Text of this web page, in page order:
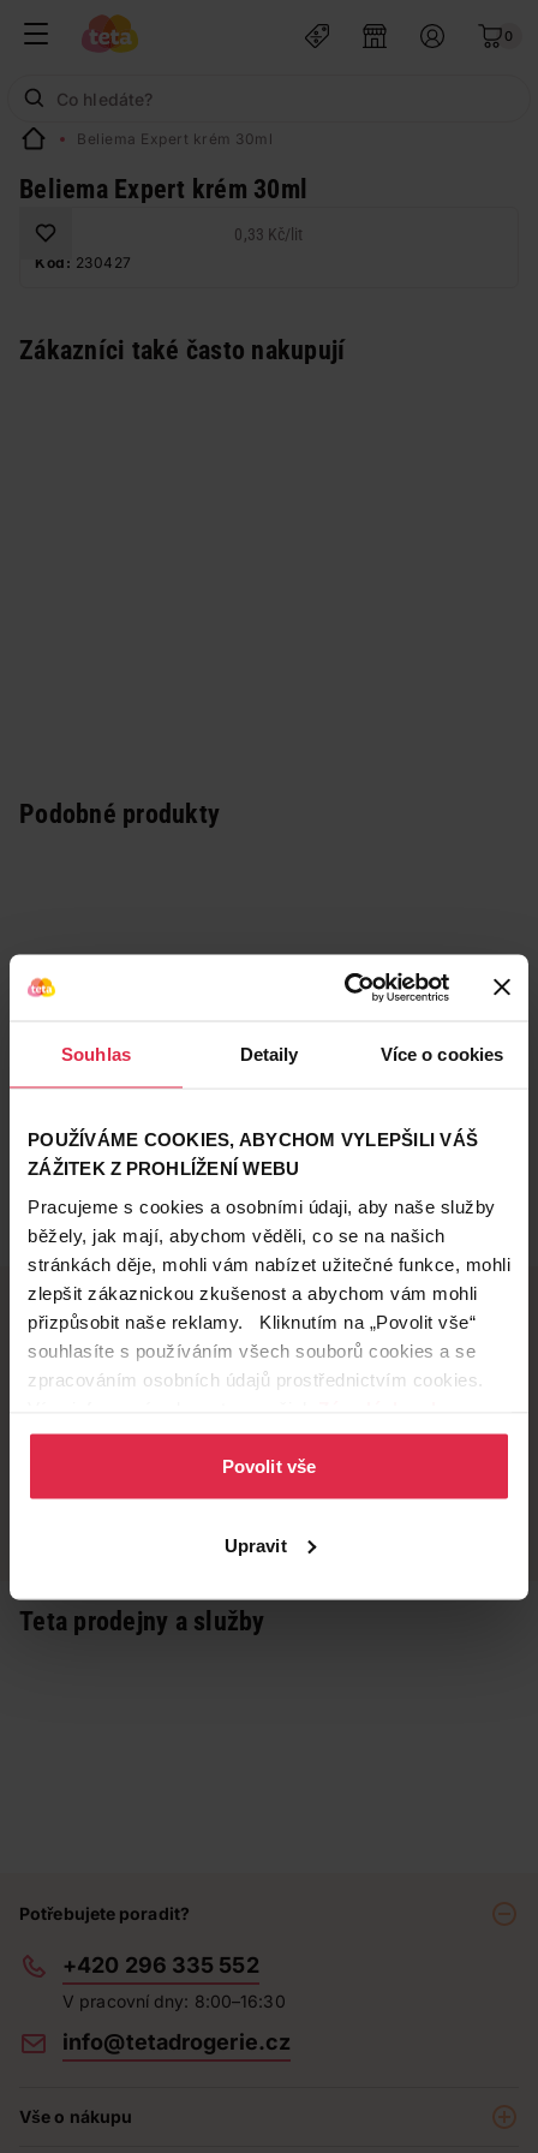
Souhlas Detaily Více o cookies
POUŽÍVÁME COOKIES, ABYCHOM VYLEPŠILI VÁŠ
ZÁŽITEK Z PROHLÍŽENÍ WEBU
Pracujeme s cookies a osobními údaji, aby naše služby
běžely, jak mají, abychom věděli, co se na našich
stránkách děje, mohli vám nabízet užitečné funkce, mohli
zlepšit zákaznickou zkušenost a abychom vám mohli
přizpůsobit naše reklamy. Kliknutím na „Povolit vše“
souhlasíte s používáním všech souborů cookies a se
zpracováním osobních údajů prostřednictvím cookies.
osobních údajů.
Povolit vše
Upravit
0
Beliema Expert krém 30ml
Beliema Expert krém 30ml
0,33 Kč/ lit
Kód: 230427
Zákazníci také často nakupují
Podobné produkty
Doručení zdarma
při nákupu nad 1 200 Kč
Věrnostní slevy
ušetřete s Teta klubem
Vyzvednutí na
Široká síť prodejen
Teta prodejny a služby
Potřebujete poradit?
+420 296 335 552
V pracovní dny: 8:00–16:30
info@tetadrogerie.cz
Vše o nákupu